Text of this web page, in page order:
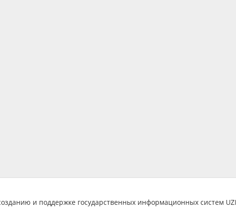
и поддержке государственных информационных систем